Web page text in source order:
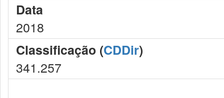
Data
2018
Classificação (CDDir)
341.257